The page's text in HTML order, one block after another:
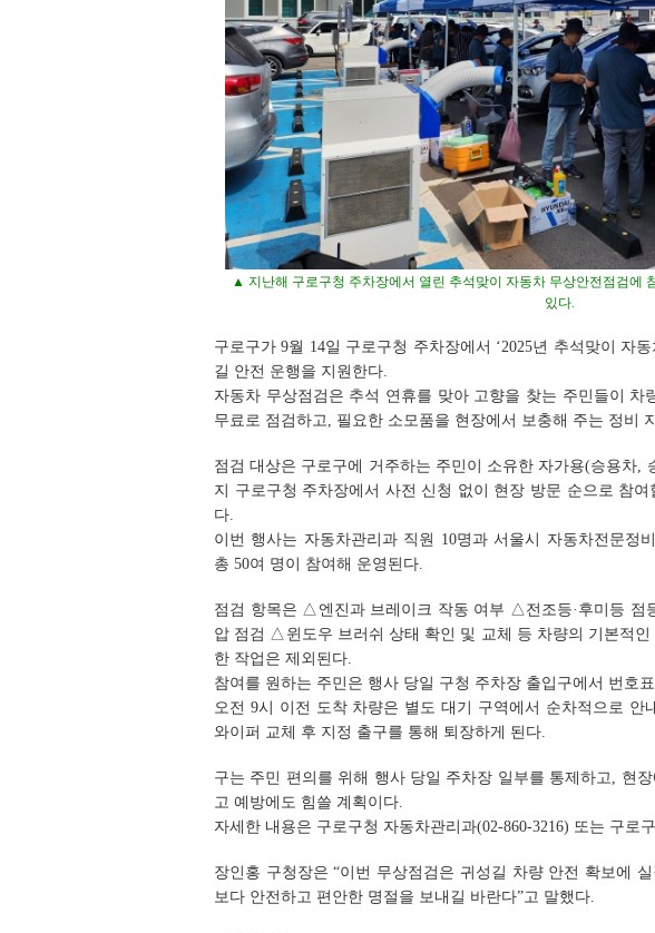
▲ 지난해 구로구청 주차장에서 열린 추석맞이 자동차 무상안전점검에
있다.
구로구가 9월 14일 구로구청 주차장에서 ‘2025년 추석맞이 자
길 안전 운행을 지원한다.
자동차 무상점검은 추석 연휴를 맞아 고향을 찾는 주민들이
무료로 점검하고, 필요한 소모품을 현장에서 보충해 주는 정비
점검 대상은 구로구에 거주하는 주민이 소유한 자가용(승용차,
지 구로구청 주차장에서 사전 신청 없이 현장 방문 순으로 참
다.
이번 행사는 자동차관리과 직원 10명과 서울시 자동차전문정
총 50여 명이 참여해 운영된다.
점검 항목은 △엔진과 브레이크 작동 여부 △전조등·후미등
압 점검 △윈도우 브러쉬 상태 확인 및 교체 등 차량의 기본적
한 작업은 제외된다.
참여를 원하는 주민은 행사 당일 구청 주차장 출입구에서 번호
오전 9시 이전 도착 차량은 별도 대기 구역에서 순차적으로
와이퍼 교체 후 지정 출구를 통해 퇴장하게 된다.
구는 주민 편의를 위해 행사 당일 주차장 일부를 통제하고, 현
고 예방에도 힘쓸 계획이다.
자세한 내용은 구로구청 자동차관리과(02-860-3216) 또는 구로
장인홍 구청장은 “이번 무상점검은 귀성길 차량 안전 확보에
보다 안전하고 편안한 명절을 보내길 바란다”고 말했다.